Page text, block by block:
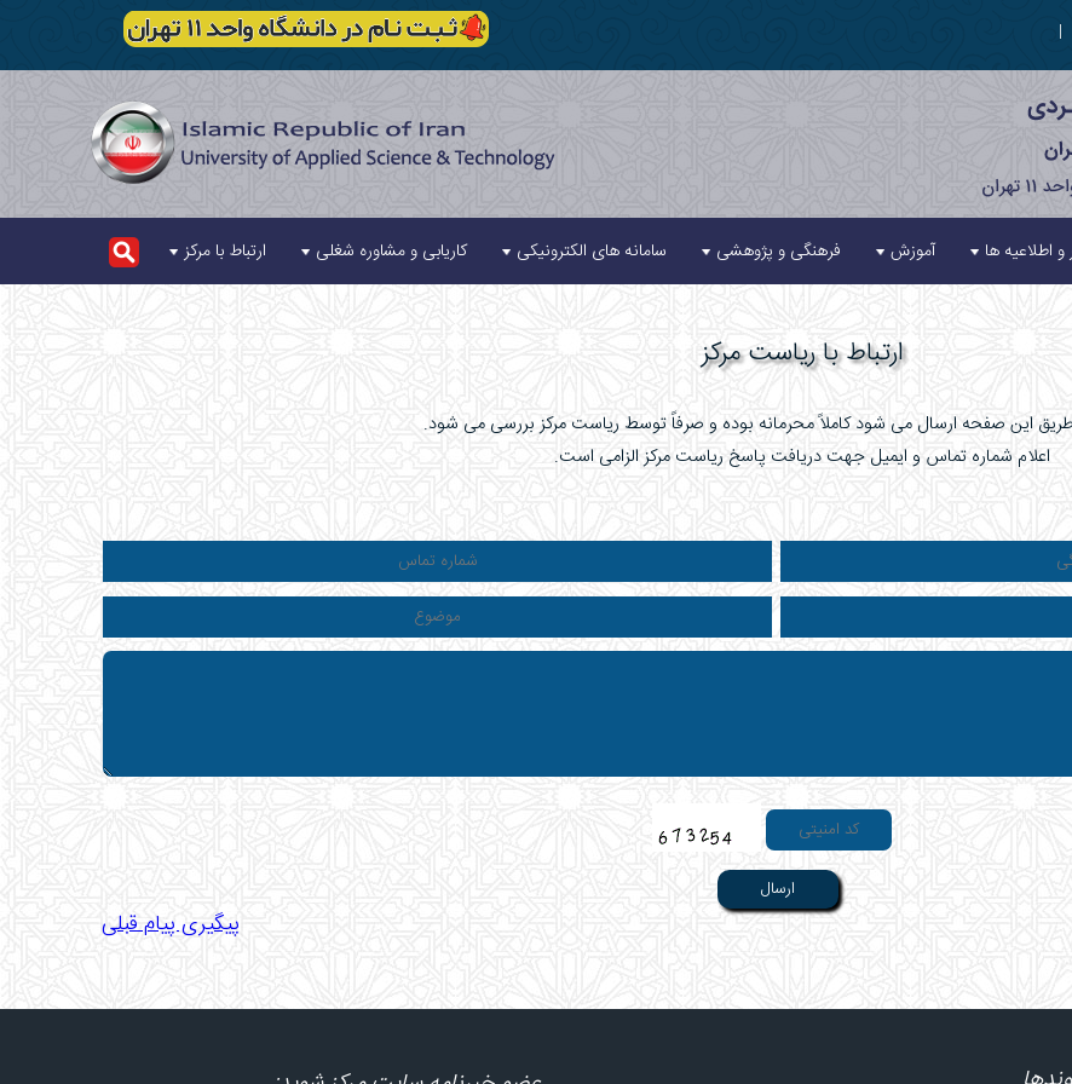
|
و اطلاعیه ها آموزش فرهنگی و پژوهشی سامانه های الکترونیکی کاریابی و مشاوره شغلی ارتباط با مرکز
ارتباط با ریاست مرکز
طریق این صفحه ارسال می شود کاملاً محرمانه بوده و صرفاً توسط ریاست مرکز بررسی می شود.
اعلام شماره تماس و ایمیل جهت دریافت پاسخ ریاست مرکز الزامی است.
پیگیری پیام قبلی